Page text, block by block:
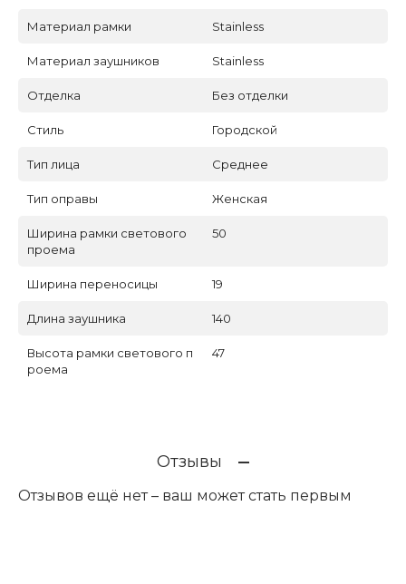
Материал рамки Stainless
Материал заушников Stainless
Отделка Без отделки
Стиль Городской
Тип лица Среднее
Тип оправы Женская
Ширина рамки светового
проема
50
Ширина переносицы 19
Длина заушника 140
Высота рамки светового п
роема
47
Отзывы
Отзывов ещё нет – ваш может стать первым